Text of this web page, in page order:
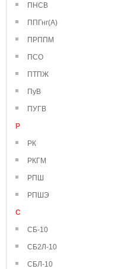
ПНСВ
ППГнг(А)
ПРППМ
ПСО
ПТПЖ
ПуВ
ПУГВ
Р
РК
РКГМ
РПШ
РПШЭ
С
СБ-10
СБ2Л-10
СБЛ-10